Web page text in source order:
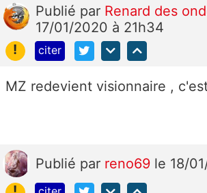
Publié par Renard des
17/01/2020 à 21h34
!
citer
MZ redevient visionnaire ,
Publié par reno69 le 18/